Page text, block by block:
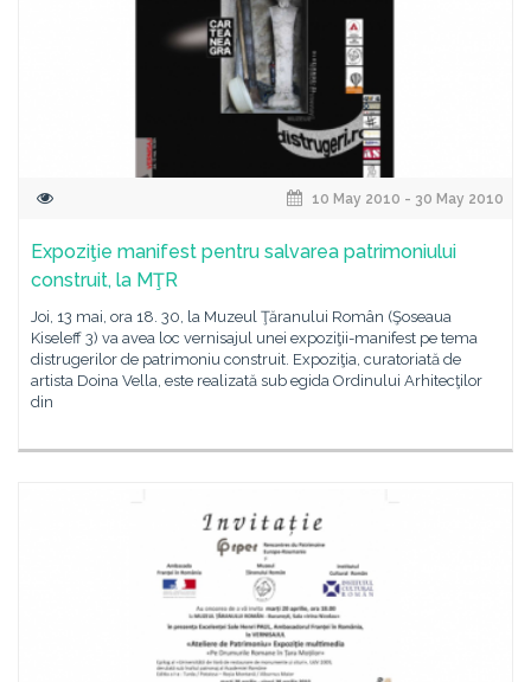
10 May 2010 - 30 May 2010
Expoziţie manifest pentru salvarea patrimoniului
construit, la MŢR
Joi, 13 mai, ora 18. 30, la Muzeul Ţăranului Român (Şoseaua
Kiseleff 3) va avea loc vernisajul unei expoziţii-manifest pe tema
distrugerilor de patrimoniu construit. Expoziţia, curatoriată de
artista Doina Vella, este realizată sub egida Ordinului Arhitecţilor
din